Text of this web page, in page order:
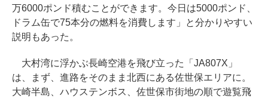
万6000ポンド積むことができます。今日は5000ポンド、
ドラム缶で75本分の燃料を消費します」と分かりやすい
説明もあった。
大村湾に浮かぶ長崎空港を飛び立った「JA807X」
は、まず、進路をそのまま北西にある佐世保エリアに。
大崎半島、ハウステンボス、佐世保市街地の順で遊覧飛